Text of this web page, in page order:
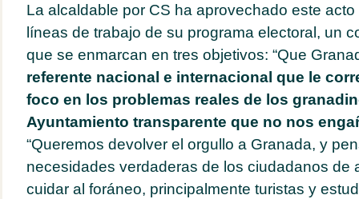
La alcaldable por CS ha aprovechado este
líneas de trabajo de su programa electoral, un
que se enmarcan en tres objetivos: “Que
referente nacional e internacional que le
foco en los problemas reales de los
Ayuntamiento transparente que no nos
“Queremos devolver el orgullo a Granada, y
necesidades verdaderas de los ciudadanos de
cuidar al foráneo, principalmente turistas y